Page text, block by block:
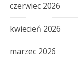
czerwiec 2026
kwiecień 2026
marzec 2026